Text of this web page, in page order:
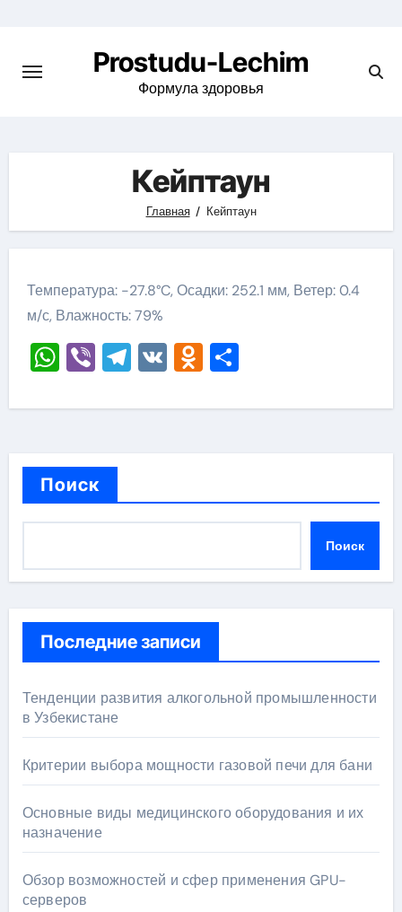
содержимому
Prostudu-Lechim
Формула здоровья
Кейптаун
Главная Кейптаун
Температура: -27.8°C, Осадки: 252.1 мм, Ветер: 0.4
м/с, Влажность: 79%
WhatsApp
ViberTelegram
VKOdnoklassniki
Отправить
Поиск
Поиск
Последние записи
Тенденции развития алкогольной промышленности
в Узбекистане
Критерии выбора мощности газовой печи для бани
Основные виды медицинского оборудования и их
назначение
Обзор возможностей и сфер применения GPU-
серверов